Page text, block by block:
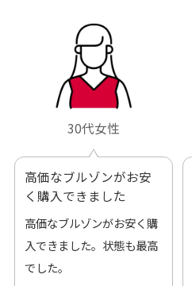
30代女性
高価なブルゾンがお安
く購入できました
高価なブルゾンがお安く購
入できました。状態も最高
でした。